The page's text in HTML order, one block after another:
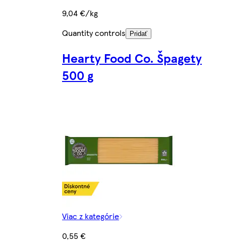
9,04 €/kg
Quantity controls
Pridať
Hearty Food Co. Špagety
500 g
Viac z kategórie
0,55 €